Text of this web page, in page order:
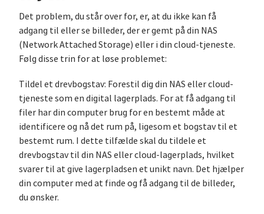
Det problem, du står over for, er, at du ikke kan få
adgang til eller se billeder, der er gemt på din NAS
(Network Attached Storage) eller i din cloud-tjeneste.
Følg disse trin for at løse problemet:
Tildel et drevbogstav: Forestil dig din NAS eller cloud-
tjeneste som en digital lagerplads. For at få adgang til
filer har din computer brug for en bestemt måde at
identificere og nå det rum på, ligesom et bogstav til et
bestemt rum. I dette tilfælde skal du tildele et
drevbogstav til din NAS eller cloud-lagerplads, hvilket
svarer til at give lagerpladsen et unikt navn. Det hjælper
din computer med at finde og få adgang til de billeder,
du ønsker.